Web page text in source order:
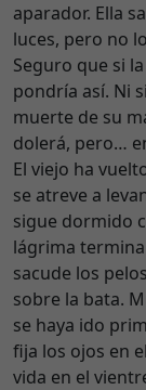
aparador. Ella
luces, pero no
Seguro que si
pondría así. Ni
muerte de su
dolerá, pero…
El viejo ha
se atreve a
sigue dormido
lágrima
sacude los
sobre la bata.
se haya ido
fija los ojos en
vida en el